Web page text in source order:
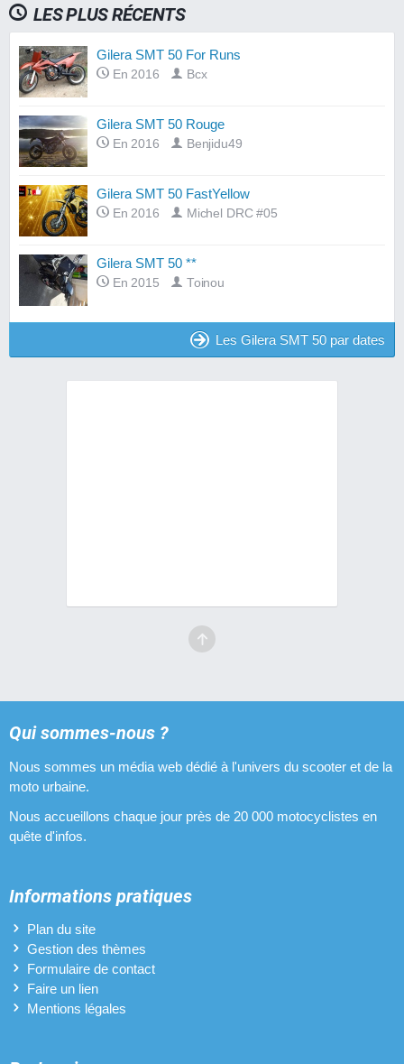
LES PLUS RÉCENTS
Gilera SMT 50 For Runs
En 2016 Bcx
Gilera SMT 50 Rouge
En 2016 Benjidu49
Gilera SMT 50 FastYellow
En 2016 Michel DRC #05
Gilera SMT 50 **
En 2015 Toinou
Les Gilera SMT 50 par dates
Qui sommes-nous ?
Nous sommes un média web dédié à l'univers du scooter et de la
moto urbaine.
Nous accueillons chaque jour près de 20 000 motocyclistes en
quête d'infos.
Informations pratiques
Plan du site
Gestion des thèmes
Formulaire de contact
Faire un lien
Mentions légales